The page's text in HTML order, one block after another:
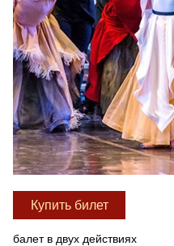
Купить билет
балет в двух действиях